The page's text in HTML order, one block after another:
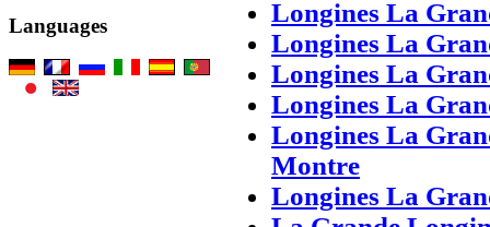
Languages
Longines La
Longines La
Longines La
Longines La
Longines La
Montre
Longines La